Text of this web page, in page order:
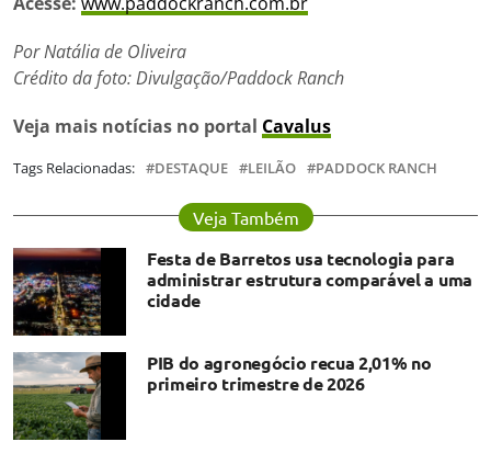
Por Natália de Oliveira
Crédito da foto: Divulgação/Paddock Ranch
Veja mais notícias no portal Cavalus
Tags Relacionadas: DESTAQUE LEILÃO PADDOCK RANCH
Veja Também
Festa de Barretos usa tecnologia para
administrar estrutura comparável a uma
cidade
PIB do agronegócio recua 2,01% no
primeiro trimestre de 2026